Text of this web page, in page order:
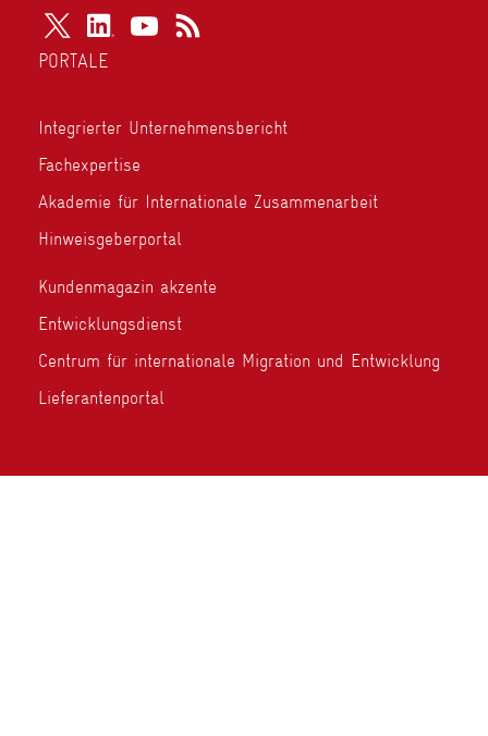
PORTALE
Integrierter Unternehmensbericht
Fachexpertise
Akademie für Internationale Zusammenarbeit
Hinweisgeberportal
Kundenmagazin akzente
Entwicklungsdienst
Centrum für internationale Migration und Entwicklung
Lieferantenportal